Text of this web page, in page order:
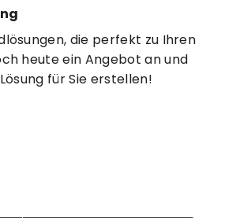
die perfekt zu Ihren
heute ein Angebot an und
für Sie erstellen!